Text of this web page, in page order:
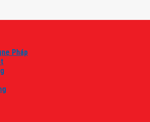
Pháp